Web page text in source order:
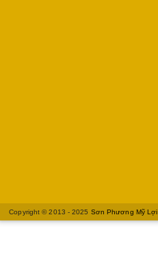
Copyright © 2013 - 2025 Sơn Phương Mỹ Lợi